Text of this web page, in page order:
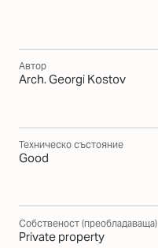
Автор
Arch. Georgi Kostov
Техническо състояние
Good
Собственост (преобладаваща)
Private property